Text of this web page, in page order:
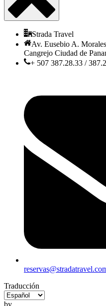
Strada Travel
Av. Eusebio A.
Cangrejo Ciudad de
+ 507 387.28.33 /
Traducción
by